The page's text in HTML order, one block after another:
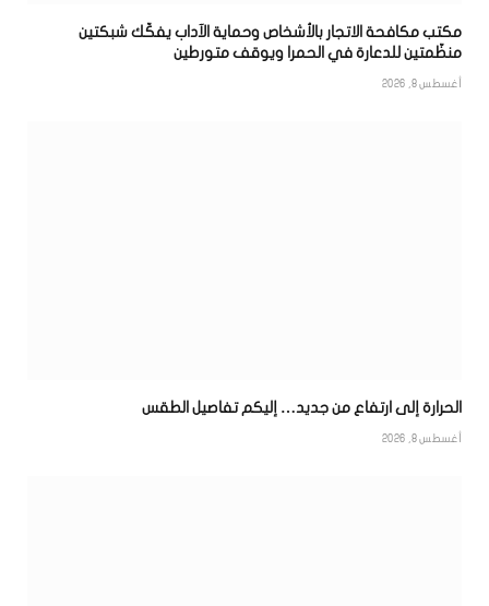
مكتب مكافحة الاتجار بالأشخاص وحماية الآداب يفكّك شبكتين
منظّمتين للدعارة في الحمرا ويوقف متورطين
أغسطس 8, 2026
الحرارة إلى ارتفاع من جديد… إليكم تفاصيل الطقس
أغسطس 8, 2026